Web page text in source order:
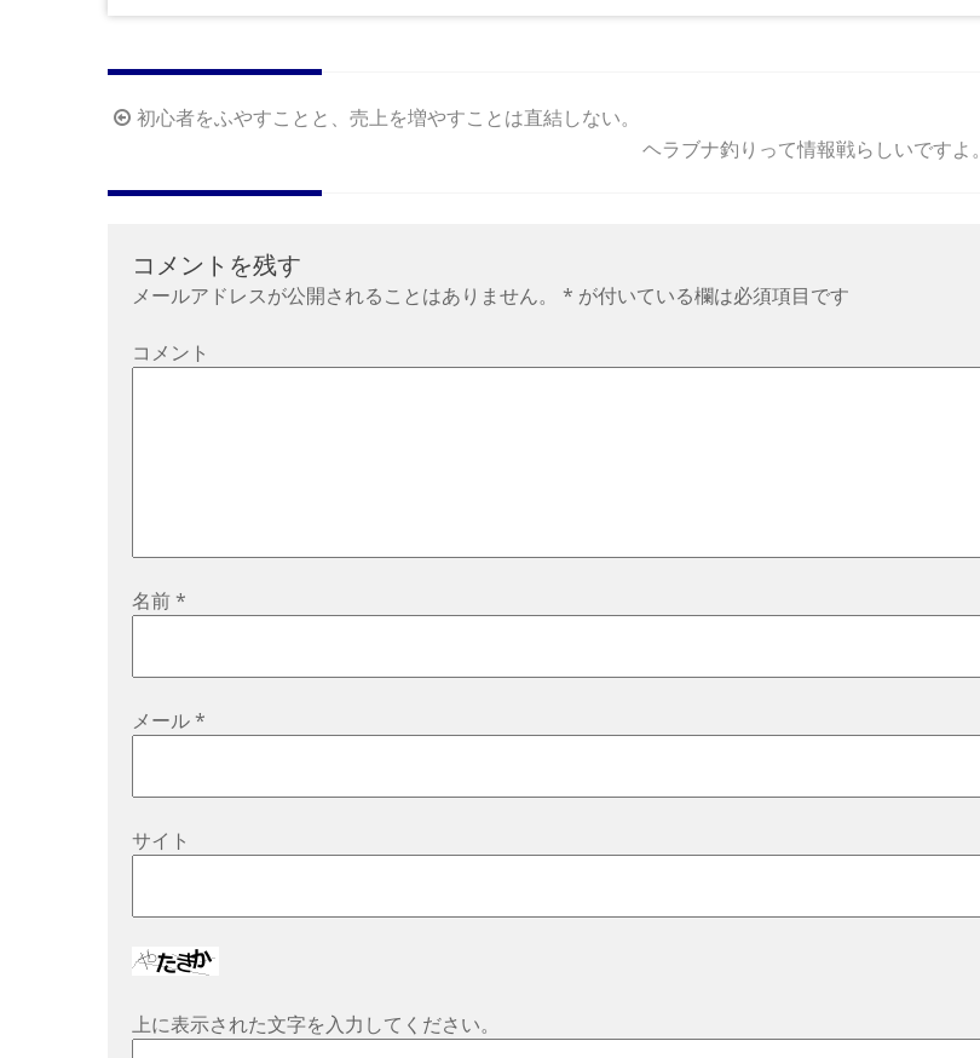
投
ナ
初心者をふやすことと、売上を増やすことは直結しない。
ヘラブナ釣りって情報戦らしいですよ。
コメントを残す
メールアドレスが公開されることはありません。 * が付いている欄は必須項目です
コメント
名前*
メール*
サイト
上に表示された文字を入力してください。